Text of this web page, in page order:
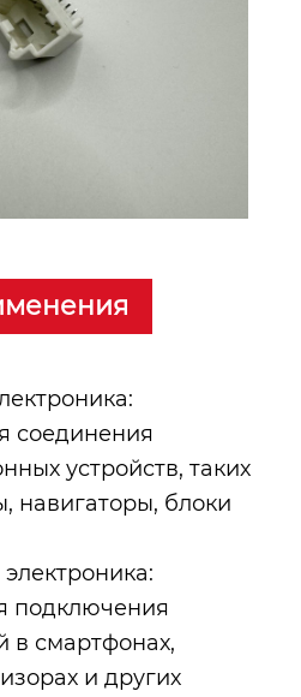
соединения
устройств, таких
навигаторы, блоки
подключения
в смартфонах,
и других